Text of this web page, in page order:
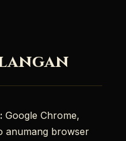
Google Chrome,
anumang browser